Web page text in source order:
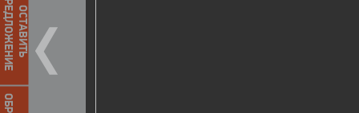
ОСТАВИТЬ
ПРЕДЛОЖЕНИЕ